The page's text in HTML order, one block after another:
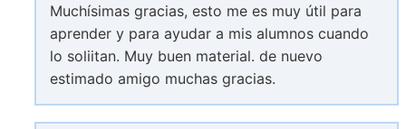
Muchísimas gracias, esto me es muy útil para
aprender y para ayudar a mis alumnos cuando
lo soliitan. Muy buen material. de nuevo
estimado amigo muchas gracias.